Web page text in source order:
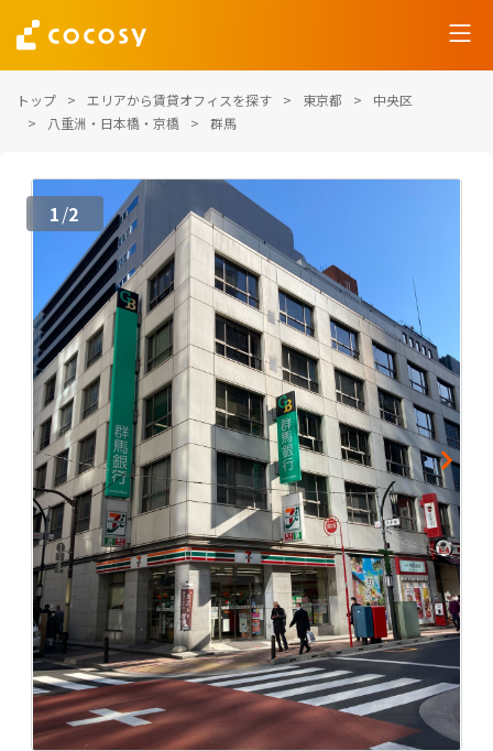
トップ エリアから賃貸オフィスを探す 東京都
中央区
八重洲・日本橋・京橋
群馬
1/2